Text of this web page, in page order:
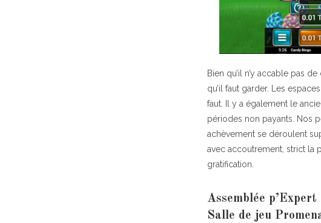
Bien qu’il n’y accable pas
qu’il faut garder. Les
faut. Il y a également le
périodes non payants. Nos
achèvement se déroulent
avec accoutrement, strict la
gratification.
Assemblée
Salle de jeu